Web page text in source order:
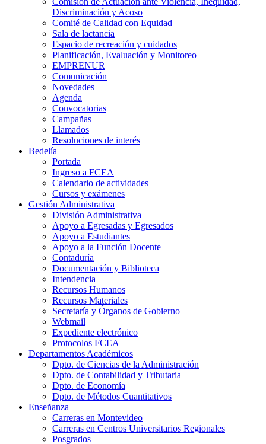
Discriminación y Acoso
Comité de Calidad con Equidad
Sala de lactancia
Espacio de recreación y cuidados
Planificación, Evaluación y Monitoreo
EMPRENUR
Comunicación
Novedades
Agenda
Convocatorias
Campañas
Llamados
Resoluciones de interés
Bedelía
Portada
Ingreso a FCEA
Calendario de actividades
Cursos y exámenes
Gestión Administrativa
División Administrativa
Apoyo a Egresadas y Egresados
Apoyo a Estudiantes
Apoyo a la Función Docente
Contaduría
Documentación y Biblioteca
Intendencia
Recursos Humanos
Recursos Materiales
Secretaría y Órganos de Gobierno
Webmail
Expediente electrónico
Protocolos FCEA
Departamentos Académicos
Dpto. de Ciencias de la Administración
Dpto. de Contabilidad y Tributaria
Dpto. de Economía
Dpto. de Métodos Cuantitativos
Enseñanza
Carreras en Montevideo
Carreras en Centros Universitarios Regionales
Posgrados